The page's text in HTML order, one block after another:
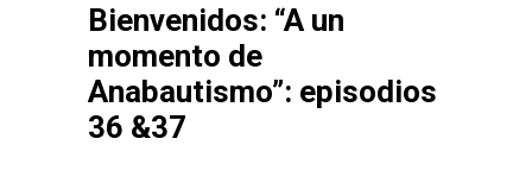
Bienvenidos: “A un
momento de
Anabautismo”: episodios
36 &37